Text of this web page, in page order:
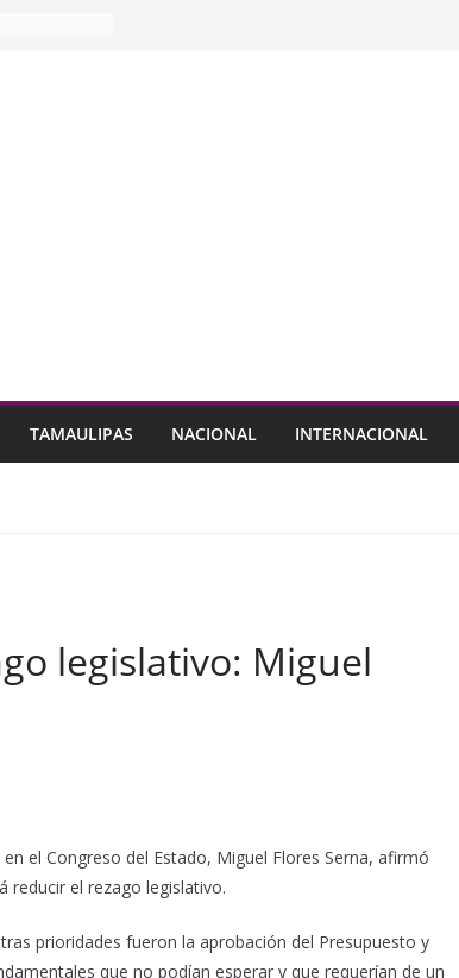
TAMAULIPAS NACIONAL INTERNACIONAL
legislativo: Miguel
el Congreso del Estado, Miguel Flores Serna, afirmó
reducir el rezago legislativo.
prioridades fueron la aprobación del Presupuesto y
que no podían esperar y que requerían de un